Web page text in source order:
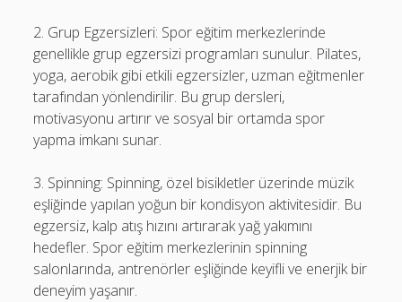
2. Grup Egzersizleri: Spor eğitim merkezlerinde
genellikle grup egzersizi programları sunulur. Pilates,
yoga, aerobik gibi etkili egzersizler, uzman eğitmenler
tarafından yönlendirilir. Bu grup dersleri,
motivasyonu artırır ve sosyal bir ortamda spor
yapma imkanı sunar.
3. Spinning: Spinning, özel bisikletler üzerinde müzik
eşliğinde yapılan yoğun bir kondisyon aktivitesidir. Bu
egzersiz, kalp atış hızını artırarak yağ yakımını
hedefler. Spor eğitim merkezlerinin spinning
salonlarında, antrenörler eşliğinde keyifli ve enerjik bir
deneyim yaşanır.